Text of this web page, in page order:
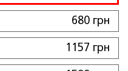
680 грн
1157 грн